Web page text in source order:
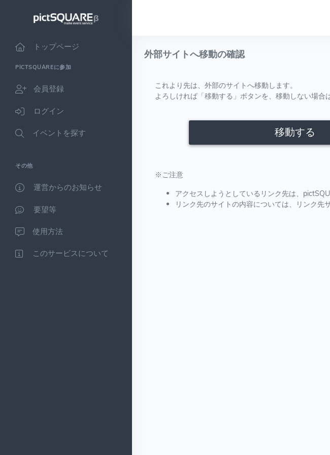
トップページ
PICTSQUAREに参加
会員登録
ログイン
イベントを探す
その他
運営からのお知らせ
要望等
使用方法
このサービスについて
外部サイトへ移動の確認
これより先は、外部のサイトへ移動します。
よろしければ「移動する」ボタンを、移動しない場合
移動する
※ご注意
アクセスしようとしているリンク先は、
リンク先のサイトの内容については、リンク